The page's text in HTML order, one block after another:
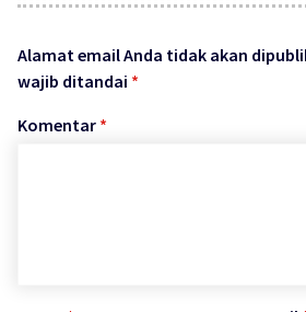
Alamat email Anda tidak akan
wajib ditandai *
Komentar *